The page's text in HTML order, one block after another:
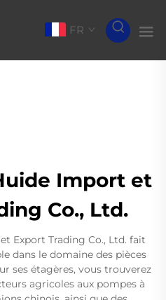
FR
Import et
Co., Ltd.
Export Trading Co., Ltd. fait
dans le domaine des pièces
ses étagères, vous trouverez
agricoles aux pompes à